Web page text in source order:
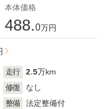
本体価格
488.0万円
走行 2.5万km
修復
なし
整備
法定整備付